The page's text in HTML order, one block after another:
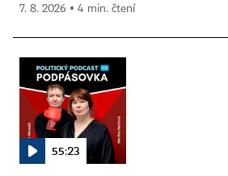
7. 8. 2026 ▪ 4 min. čtení
55:23